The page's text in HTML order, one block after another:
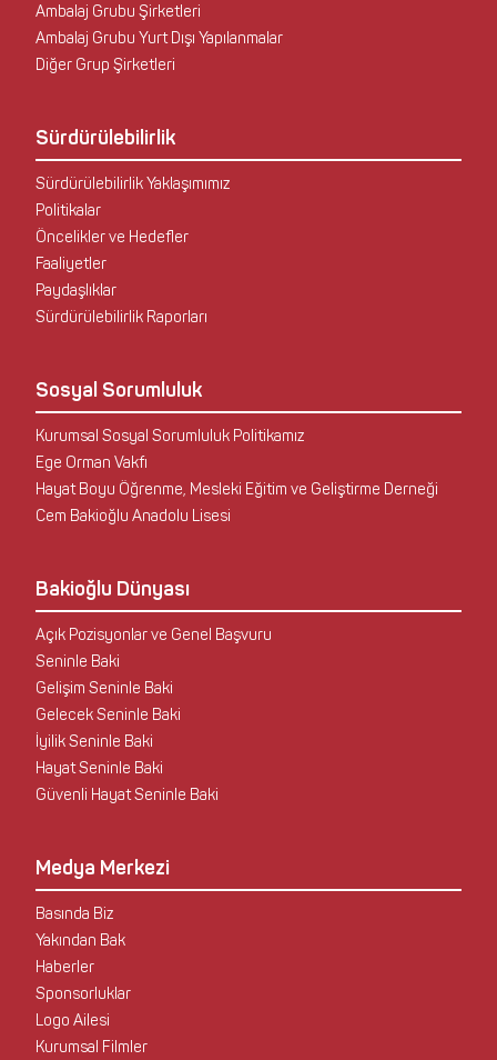
Ambalaj Grubu Şirketleri
Ambalaj Grubu Yurt Dışı Yapılanmalar
Diğer Grup Şirketleri
Sürdürülebilirlik
Sürdürülebilirlik Yaklaşımımız
Politikalar
Öncelikler ve Hedefler
Faaliyetler
Paydaşlıklar
Sürdürülebilirlik Raporları
Sosyal Sorumluluk
Kurumsal Sosyal Sorumluluk Politikamız
Ege Orman Vakfı
Hayat Boyu Öğrenme, Mesleki Eğitim ve Geliştirme Derneği
Cem Bakioğlu Anadolu Lisesi
Bakioğlu Dünyası
Açık Pozisyonlar ve Genel Başvuru
Seninle Baki
Gelişim Seninle Baki
Gelecek Seninle Baki
İyilik Seninle Baki
Hayat Seninle Baki
Güvenli Hayat Seninle Baki
Medya Merkezi
Basında Biz
Yakından Bak
Haberler
Sponsorluklar
Logo Ailesi
Kurumsal Filmler